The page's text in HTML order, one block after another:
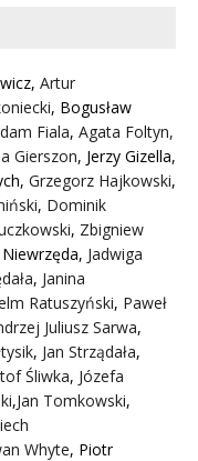
, Artur
, Bogusław
Fiala, Agata Foltyn,
Gierszon, Jerzy Gizella,
, Grzegorz Hajkowski,
, Dominik
, Zbigniew
, Jadwiga
, Janina
Ratuszyński, Paweł
Juliusz Sarwa,
, Jan Strządała,
Śliwka, Józefa
,Jan Tomkowski,
Whyte, Piotr